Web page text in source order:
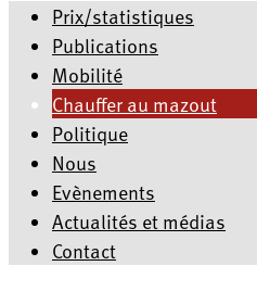
Prix/statistiques
Publications
Mobilité
Chauffer au mazout
Politique
Nous
Evènements
Actualités et médias
Contact